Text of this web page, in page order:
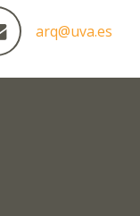
arq@uva.es